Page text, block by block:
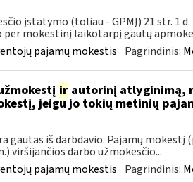
įstatymo (toliau - GPMĮ) 21 str. 1
mokestinį laikotarpį gautų
pajamų mokestis Pagrindinis:
irautorinį atlyginimą,
jeigu jo tokių metinių
gautas iš darbdavio. Pajamų mokestį
viršijančios darbo užmokesčio...
pajamų mokestis Pagrindinis: